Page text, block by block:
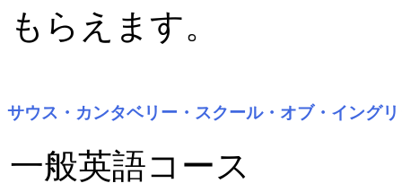
もらえます。
サウス・カンタベリー・スクール・オブ・イング
一般英語コース